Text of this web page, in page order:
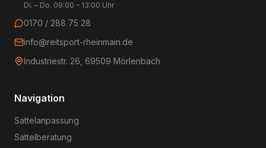
Di. – Do. 09:00 – 13:00 Uhr
0170 / 288 75 28
info@reitsport-rheinmain.de
Industriestr. 26, 69509 Mörlenbach
Navigation
Sattelanpassung
Sattelberatung